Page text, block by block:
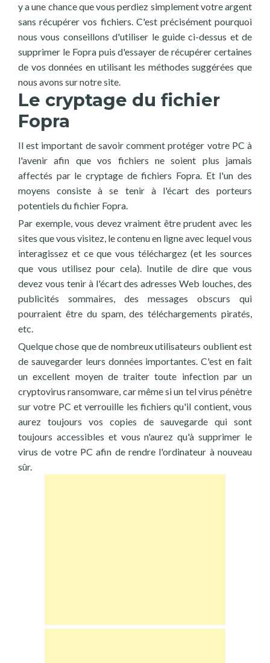
y a une chance que vous perdiez simplement votre argent
sans récupérer vos fichiers. C'est précisément pourquoi
nous vous conseillons d'utiliser le guide ci-dessus et de
supprimer le Fopra puis d'essayer de récupérer certaines
de vos données en utilisant les méthodes suggérées que
nous avons sur notre site.
Le cryptage du fichier
Fopra
Il est important de savoir comment protéger votre PC à
l'avenir afin que vos fichiers ne soient plus jamais
affectés par le cryptage de fichiers Fopra. Et l'un des
moyens consiste à se tenir à l'écart des porteurs
potentiels du fichier Fopra.
Par exemple, vous devez vraiment être prudent avec les
sites que vous visitez, le contenu en ligne avec lequel vous
interagissez et ce que vous téléchargez (et les sources
que vous utilisez pour cela). Inutile de dire que vous
devez vous tenir à l'écart des adresses Web louches, des
publicités sommaires, des messages obscurs qui
pourraient être du spam, des téléchargements piratés,
etc.
Quelque chose que de nombreux utilisateurs oublient est
de sauvegarder leurs données importantes. C'est en fait
un excellent moyen de traiter toute infection par un
cryptovirus ransomware, car même si un tel virus pénètre
sur votre PC et verrouille les fichiers qu'il contient, vous
aurez toujours vos copies de sauvegarde qui sont
toujours accessibles et vous n'aurez qu'à supprimer le
virus de votre PC afin de rendre l'ordinateur à nouveau
sûr.